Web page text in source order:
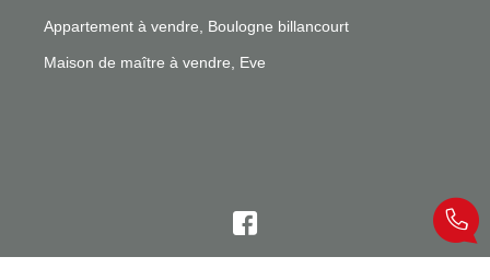
Appartement à vendre, Boulogne billancourt
Maison de maître à vendre, Eve